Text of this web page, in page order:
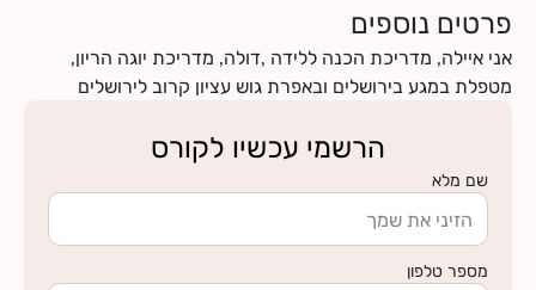
פרטים נוספים
אני איילה, מדריכת הכנה ללידה ,דולה, מדריכת יוגה הריון,
מטפלת במגע בירושלים ובאפרת גוש עציון קרוב לירושלים
הרשמי עכשיו לקורס
שם מלא
מספר טלפון